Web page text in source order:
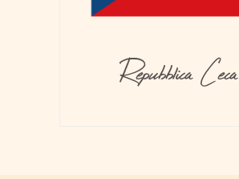
Repubblica Ceca